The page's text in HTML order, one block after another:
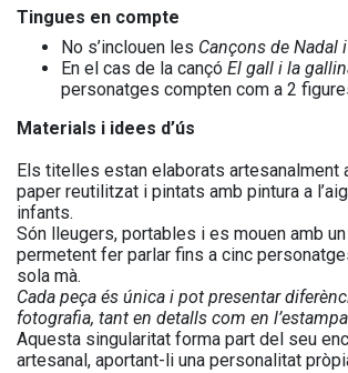
Tingues en compte
No s’inclouen les Cançons de Nadal i
En el cas de la cançó El gall i la
personatges compten com a 2
Materials i idees d’ús
Els titelles estan elaborats artesanalment
paper reutilitzat i pintats amb pintura a
infants.
Són lleugers, portables i es mouen amb
permetent fer parlar fins a cinc
sola mà.
Cada peça és única i pot presentar
fotografia, tant en detalls com en
Aquesta singularitat forma part del seu
artesanal, aportant-li una personalitat